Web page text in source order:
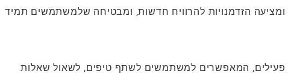
הזדמנויות להרוויח חדשות, ומבטיחה שלמשתמשים תמיד
פעילים, המאפשרים למשתמשים לשתף טיפים, לשאול שאלות